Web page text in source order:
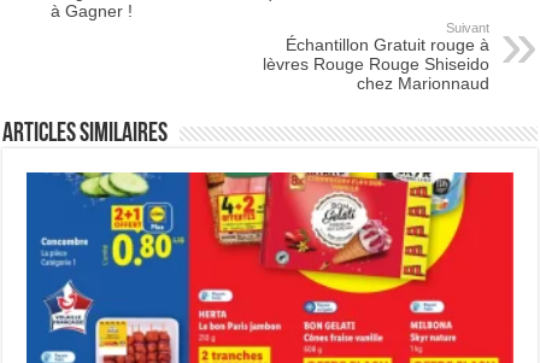
à Gagner !
Suivant
Échantillon Gratuit rouge à
lèvres Rouge Rouge Shiseido
chez Marionnaud
Articles Similaires